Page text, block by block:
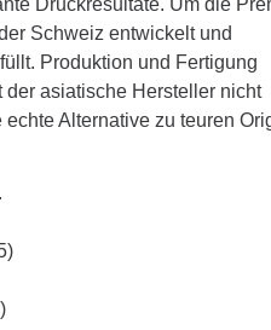
Druckresultate. Um die
Schweiz entwickelt und
Produktion und Fertigung
asiatische Hersteller nicht
Alternative zu teuren